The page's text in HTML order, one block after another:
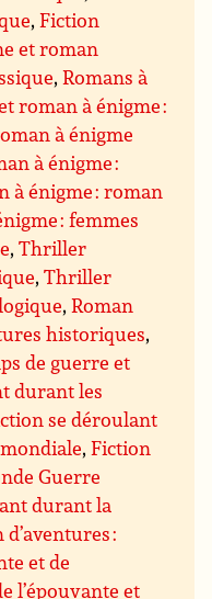
,Fiction
et roman
,Romans à
roman à énigme :
à énigme
à énigme :
à énigme : roman
: femmes
,Thriller
,Thriller
,Roman
historiques,
de guerre et
durant les
se déroulant
,Fiction
Guerre
durant la
d’aventures :
et de
l’épouvante et